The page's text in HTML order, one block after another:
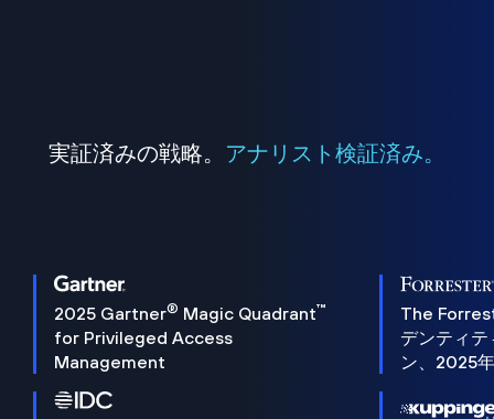
実証済みの戦略。 アナリスト検証済み。
2025 Gartner® Magic Quadrant™
for Privileged Access
Management
The
デンティ
ン、2025